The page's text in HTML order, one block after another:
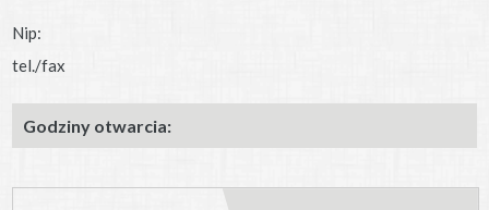
Nip:
tel./fax
Godziny otwarcia: